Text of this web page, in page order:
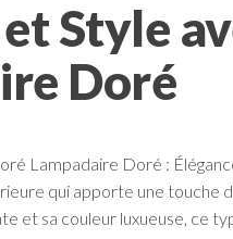
Style
Doré
Lampadaire Doré :
qui apporte une touche
et sa couleur luxueuse, ce